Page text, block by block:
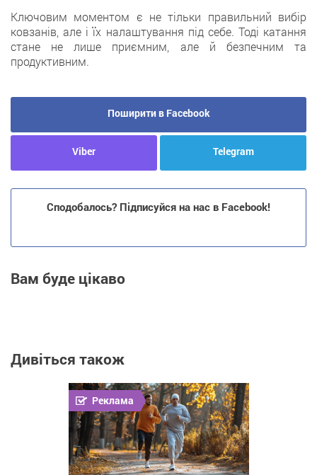
Ключовим моментом є не тільки правильний вибір
ковзанів, але і їх налаштування під себе. Тоді катання
стане не лише приємним, але й безпечним та
продуктивним.
Поширити в Facebook
Viber Telegram
Сподобалось? Підписуйся на нас в Facebook!
Вам буде цікаво
Дивіться також
Реклама